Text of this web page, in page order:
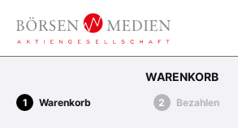
WARENKORB
Warenkorb Bezahlen